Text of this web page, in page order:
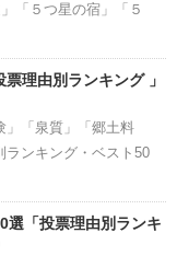
「５つ星の宿」「５
理由別ランキング 」
」「泉質」「郷土料
ランキング・ベスト50
選「投票理由別ランキ